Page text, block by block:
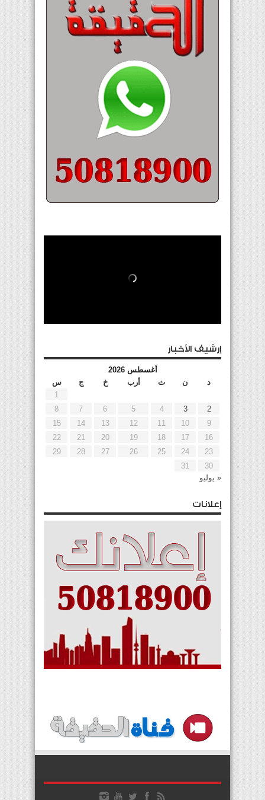
إرشيف الأخبار
أغسطس 2026
د
ن ث أرب خ ج
س
1
2
3
4
5
6
7
8
9
10
11
12
13
14
15
16
17
18
19
20
21
22
23
24
25
26
27
28
29
30
31
« يوليو
إعلانات